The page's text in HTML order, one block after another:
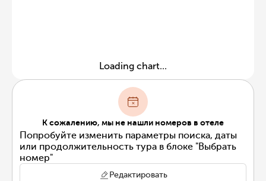
Loading chart...
К сожалению, мы не нашли номеров в отеле
Попробуйте изменить параметры поиска, даты
или продолжительность тура в блоке "Выбрать
номер"
Редактировать